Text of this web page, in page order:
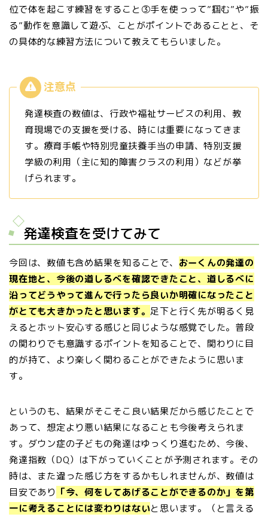
位で体を起こす練習をすること③手を使っって”掴む”や”振
る”動作を意識して遊ぶ、ことがポイントであることと、そ
の具体的な練習方法について教えてもらいました。
発達検査の数値は、行政や福祉サービスの利用、教
育現場での支援を受ける、時には重要になってきま
す。療育手帳や特別児童扶養手当の申請、特別支援
学級の利用（主に知的障害クラスの利用）などが挙
げられます。
発達検査を受けてみて
今回は、数値も含め結果を知ることで、 おーくんの発達の
現在地と、今後の道しるべを確認できたこと、道しるべに
沿ってどうやって進んで行ったら良いか明確になったこと
がとても大きかったと思います。 足下と行く先が明るく見
えるとホット安心する感じと同じような感覚でした。普段
の関わりでも意識するポイントを知ることで、関わりに目
的が持て、より楽しく関わることができたように思いま
す。
というのも、結果がそこそこ良い結果だから感じたことで
あって、想定より悪い結果になることも今後考えられま
す。ダウン症の子どもの発達はゆっくり進むため、今後、
発達指数（DQ）は下がっていくことが予測されます。その
時は、また違った感じ方をするかもしれませんが、数値は
目安であり 「今、何をしてあげることができるのか」を第
一に考えることには変わりはないと思います。（と言える